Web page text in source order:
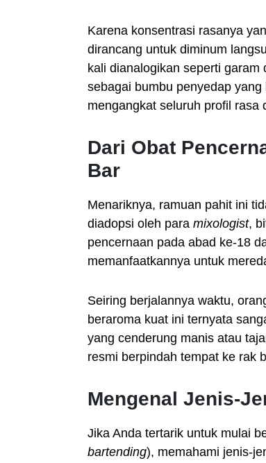
Karena konsentrasi rasanya
dirancang untuk diminum
kali dianalogikan seperti
sebagai bumbu penyedap
mengangkat seluruh profil rasa
Dari Obat
Bar
Menariknya, ramuan pahit ini
diadopsi oleh para mixologist,
pencernaan pada abad ke-18
memanfaatkannya untuk
Seiring berjalannya waktu,
beraroma kuat ini ternyata
yang cenderung manis atau
resmi berpindah tempat ke rak
Mengenal Jenis-
Jika Anda tertarik untuk mulai
bartending), memahami jenis-